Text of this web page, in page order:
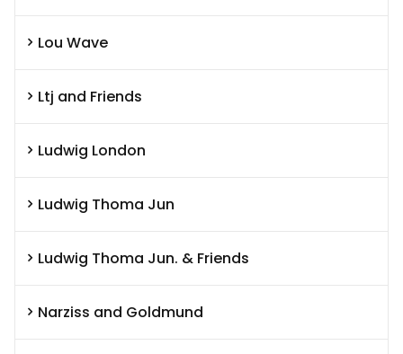
Lou Wave
Ltj and Friends
Ludwig London
Ludwig Thoma Jun
Ludwig Thoma Jun. & Friends
Narziss and Goldmund